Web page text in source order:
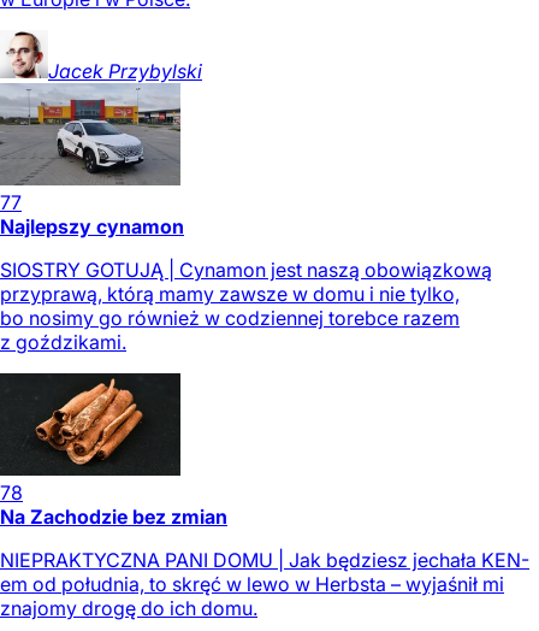
Jacek Przybylski
77
Najlepszy cynamon
SIOSTRY GOTUJĄ | Cynamon jest naszą obowiązkową
przyprawą, którą mamy zawsze w domu i nie tylko,
bo nosimy go również w codziennej torebce razem
z goździkami.
78
Na Zachodzie bez zmian
NIEPRAKTYCZNA PANI DOMU | Jak będziesz jechała KEN-
em od południa, to skręć w lewo w Herbsta – wyjaśnił mi
znajomy drogę do ich domu.